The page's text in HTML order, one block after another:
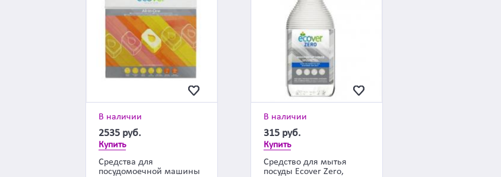
В наличии
2535 руб.
Купить
Средства для
посудомоечной машины
В наличии
315 руб.
Купить
Средство для мытья
посуды Ecover Zero,